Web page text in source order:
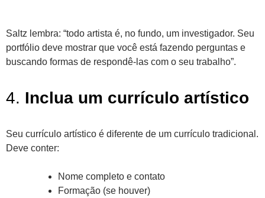
Saltz lembra: “todo artista é, no fundo, um investigador. Seu
portfólio deve mostrar que você está fazendo perguntas e
buscando formas de respondê-las com o seu trabalho”.
4. Inclua um currículo artístico
Seu currículo artístico é diferente de um currículo tradicional.
Deve conter:
Nome completo e contato
Formação (se houver)